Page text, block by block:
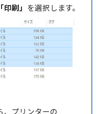
「印刷」 を選択します。
、プリンターの